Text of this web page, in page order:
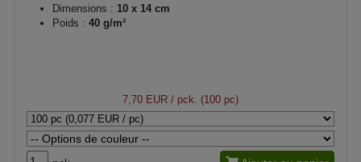
Dimensions : 10 x 14 cm
Poids : 40 g/m²
7,70 EUR / pck. (100 pc)